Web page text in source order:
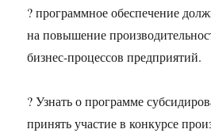
? программное обеспечение
на повышение
бизнес-процессов предприятий.
? Узнать о программе
принять участие в конкурсе